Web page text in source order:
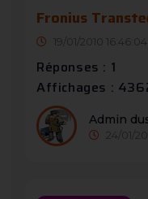
Fronius
19/01/2010 16:46:04
Réponses : 1
Affichages :
Admin
24/01/